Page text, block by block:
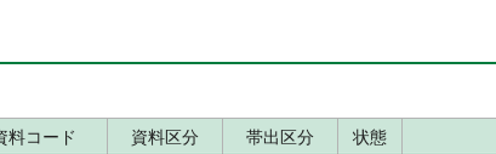
料コード 資料区分 帯出区分 状態